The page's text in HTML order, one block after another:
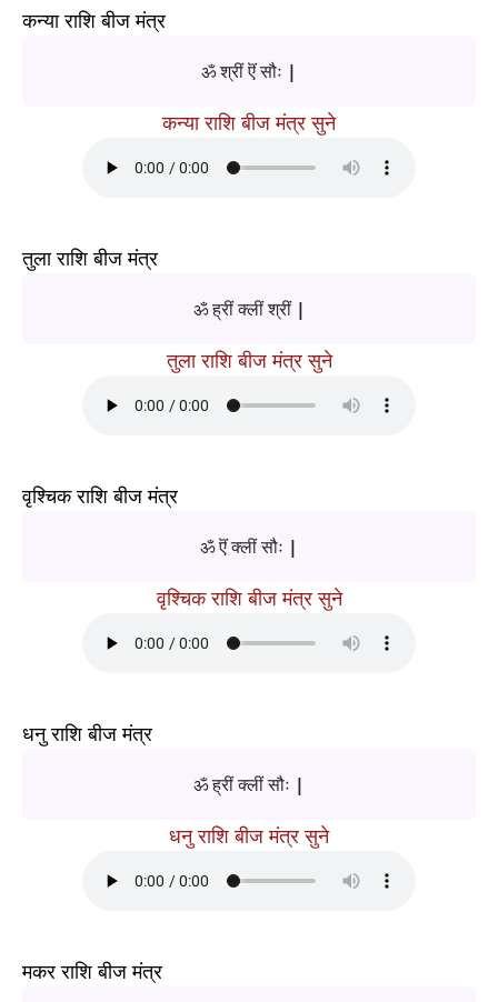
कन्या राशि बीज मंत्र
ॐ श्रीं ऎं सौः |
कन्या राशि बीज मंत्र सुने
तुला राशि बीज मंत्र
ॐ ह्रीं क्लीं श्रीं |
तुला राशि बीज मंत्र सुने
वृश्चिक राशि बीज मंत्र
ॐ ऎं क्लीं सौः |
वृश्चिक राशि बीज मंत्र सुने
धनु राशि बीज मंत्र
ॐ ह्रीं क्लीं सौः |
धनु राशि बीज मंत्र सुने
मकर राशि बीज मंत्र